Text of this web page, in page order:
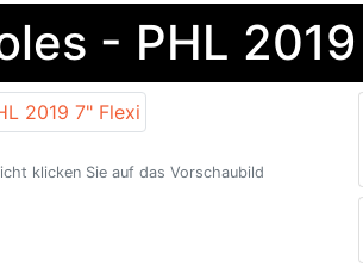
- PHL
klicken Sie auf das Vorschaubild